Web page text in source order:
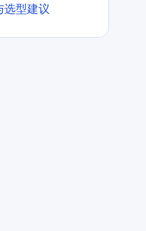
选型建议